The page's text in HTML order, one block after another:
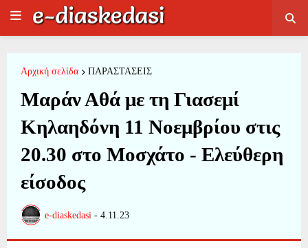
Αρχική σελίδα ΠΑΡΑΣΤΑΣΕΙΣ
Μαράν Αθά με τη Γιασεμί
Κηλαηδόνη 11 Νοεμβρίου στις
20.30 στο Μοσχάτο - Ελεύθερη
είσοδος
e-diaskedasi - 4.11.23